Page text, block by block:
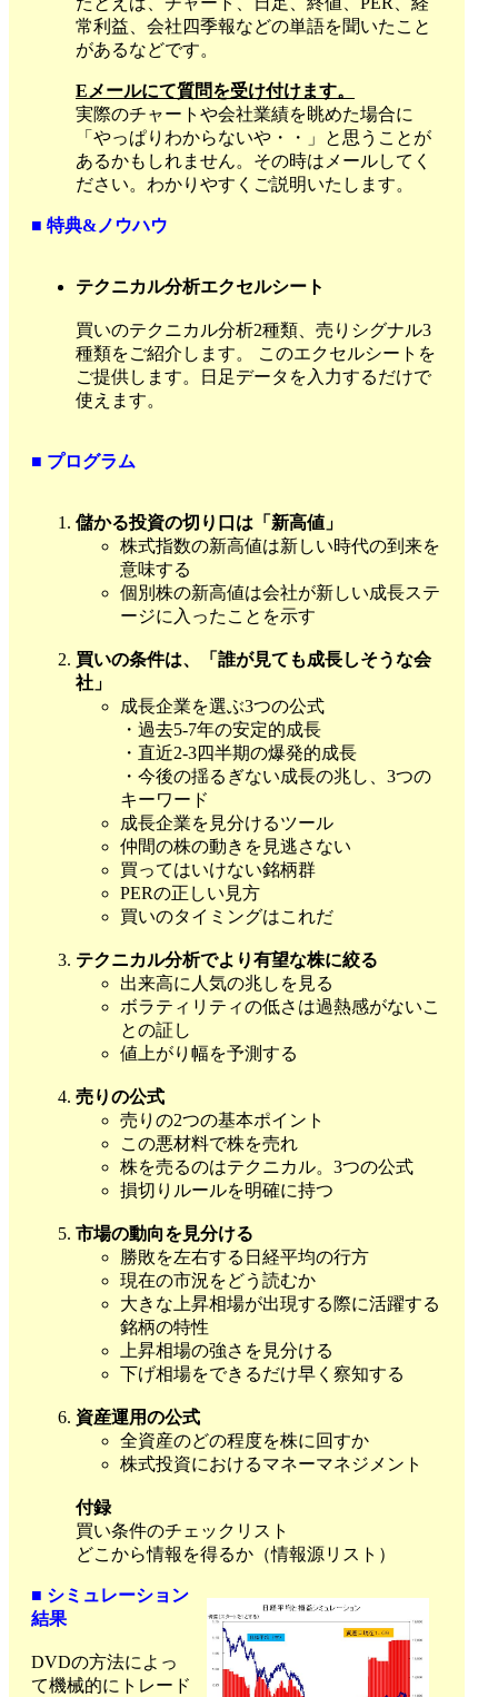
常利益、会社四季報などの単語を聞いたこと
があるなどです。
Eメールにて質問を受け付けます。
実際のチャートや会社業績を眺めた場合に
「やっぱりわからないや・・」と思うことが
あるかもしれません。その時はメールしてく
ださい。わかりやすくご説明いたします。
■ 特典&ノウハウ
テクニカル分析エクセルシート
買いのテクニカル分析2種類、売りシグナル3
種類をご紹介します。 このエクセルシートを
ご提供します。日足データを入力するだけで
使えます。
■ プログラム
儲かる投資の切り口は「新高値」
株式指数の新高値は新しい時代の到来を
意味する
個別株の新高値は会社が新しい成長ステ
ージに入ったことを示す
買いの条件は、「誰が見ても成長しそうな会
社」
成長企業を選ぶ3つの公式
・過去5-7年の安定的成長
・直近2-3四半期の爆発的成長
・今後の揺るぎない成長の兆し、3つの
キーワード
成長企業を見分けるツール
仲間の株の動きを見逃さない
買ってはいけない銘柄群
PERの正しい見方
買いのタイミングはこれだ
テクニカル分析でより有望な株に絞る
出来高に人気の兆しを見る
ボラティリティの低さは過熱感がないこ
との証し
値上がり幅を予測する
売りの公式
売りの2つの基本ポイント
この悪材料で株を売れ
株を売るのはテクニカル。3つの公式
損切りルールを明確に持つ
市場の動向を見分ける
勝敗を左右する日経平均の行方
現在の市況をどう読むか
大きな上昇相場が出現する際に活躍する
銘柄の特性
上昇相場の強さを見分ける
下げ相場をできるだけ早く察知する
資産運用の公式
全資産のどの程度を株に回すか
株式投資におけるマネーマネジメント
付録
買い条件のチェックリスト
どこから情報を得るか（情報源リスト）
■ シミュレーション
結果
DVDの方法によっ
て機械的にトレード